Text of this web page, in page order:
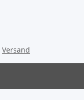
Versand